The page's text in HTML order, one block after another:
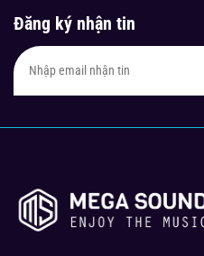
Đăng ký nhận tin